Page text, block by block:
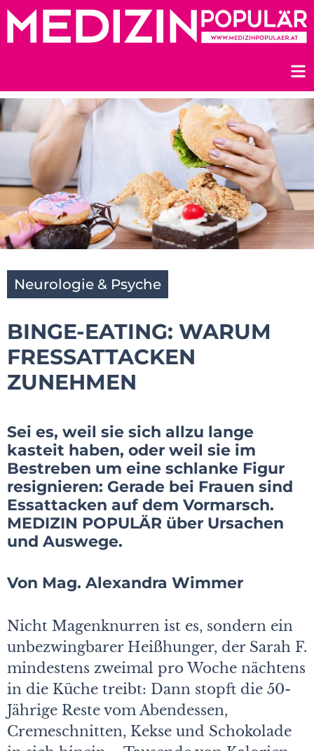
Zum
Inhalt
Neurologie & Psyche
BINGE-EATING: WARUM
FRESSATTACKEN
ZUNEHMEN
Sei es, weil sie sich allzu lange
kasteit haben, oder weil sie im
Bestreben um eine schlanke Figur
resignieren: Gerade bei Frauen sind
Essattacken auf dem Vormarsch.
MEDIZIN POPULÄR über Ursachen
und Auswege.
Von Mag. Alexandra Wimmer
Nicht Magenknurren ist es, sondern ein
unbezwingbarer Heißhunger, der Sarah F.
mindestens zweimal pro Woche nächtens
in die Küche treibt: Dann stopft die 50-
Jährige Reste vom Abendessen,
Cremeschnitten, Kekse und Schokolade